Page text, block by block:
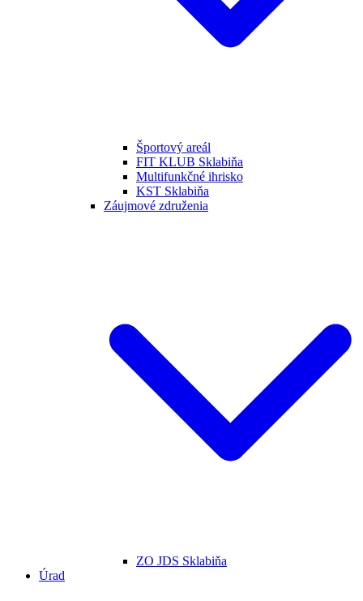
Športový areál
FIT KLUB Sklabiňa
Multifunkčné ihrisko
KST Sklabiňa
Záujmové združenia
ZO JDS Sklabiňa
Úrad